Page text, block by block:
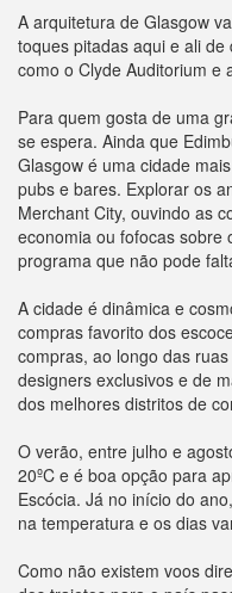
A arquitetura de Glasgow
toques pitadas aqui e ali
como o Clyde Auditorium e
Para quem gosta de uma
se espera. Ainda que
Glasgow é uma cidade
pubs e bares. Explorar os
Merchant City, ouvindo as
economia ou fofocas sobre
programa que não pode
A cidade é dinâmica e
compras favorito dos
compras, ao longo das
designers exclusivos e de
dos melhores distritos de
O verão, entre julho e
20ºC e é boa opção para
Escócia. Já no início do
na temperatura e os dias
Como não existem voos